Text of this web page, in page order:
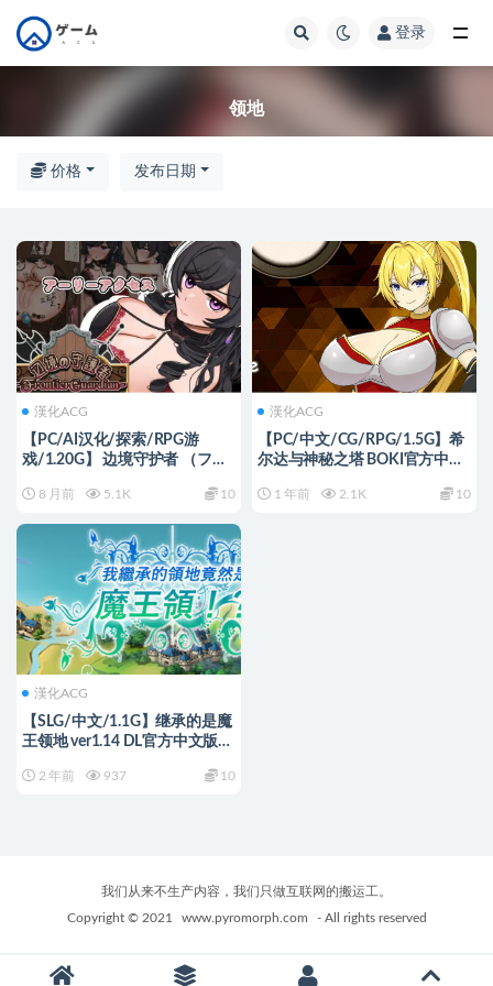
登录
领地
价格 发布日期
漢化ACG
【PC/AI汉化/探索/RPG游
戏/1.20G】 边境守护者 （フロ
Ver0.9 AI汉化版+存档+探索
8 月前 5.1K 10
漢化ACG
【PC/中文/CG/RPG/1.5G】希
尔达与神秘之塔 BOKI官方中文
+1.5G
1 年前 2.1K 10
漢化ACG
【SLG/中文/1.1G】继承的是魔
王领地 ver1.14 DL官方中文版
2 年前 937 10
我们从来不生产内容，我们只做互联网的搬运工。
Copyright © 2021
www.pyromorph.com - All rights reserved